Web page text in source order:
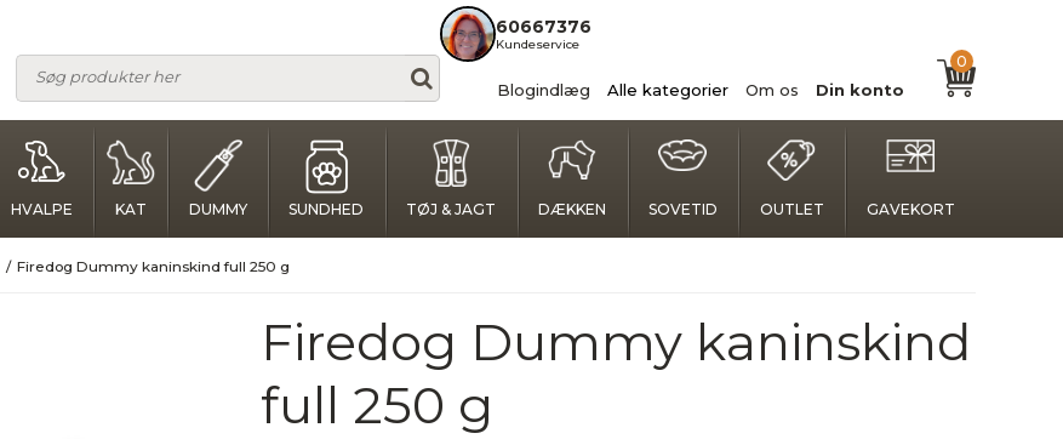
60667376
Kundeservice
Blogindlæg Alle kategorier Om os Din konto
0
HVALPE KAT DUMMY SUNDHED TØJ & JAGT DÆKKEN SOVETID OUTLET GAVEKORT
/ Firedog Dummy kaninskind full 250 g
Firedog Dummy kaninskind
full 250 g